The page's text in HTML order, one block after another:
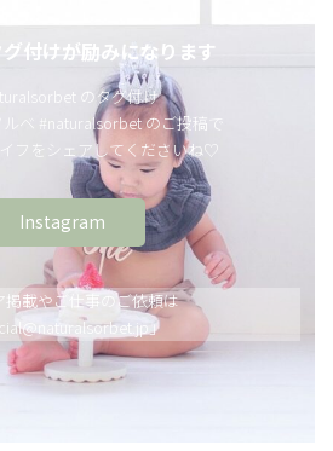
付けが励みになります
のタグ付け
ベ #naturalsorbet のご投稿で
フをシェアしてくださいね♡
Instagram
掲載やご仕事のご依頼は
」